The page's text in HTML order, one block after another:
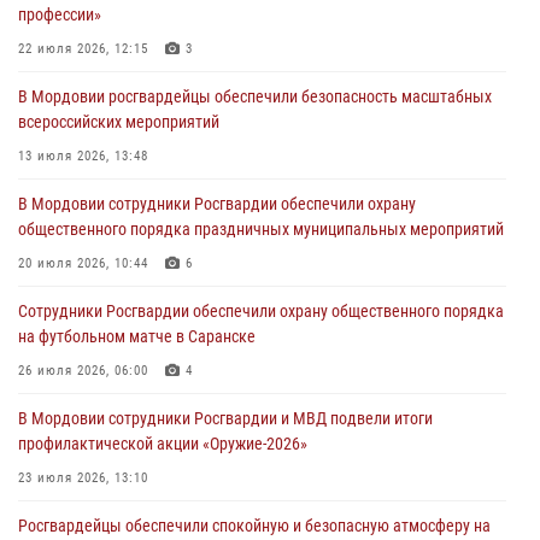
06 августа 2026, 07:03
незамедлительно
05 августа 2026, 15:04
подозреваемого в причинении телесных повреждений супруге
05 августа 2026, 12:34
проведения масштабного праздника в Темникове
05 августа 2026, 09:04 4
профессии»
22 июля 2026, 12:15 3
В Мордовии росгвардейцы обеспечили безопасность масштабных
всероссийских мероприятий
13 июля 2026, 13:48
В Мордовии сотрудники Росгвардии обеспечили охрану
общественного порядка праздничных муниципальных мероприятий
20 июля 2026, 10:44 6
Сотрудники Росгвардии обеспечили охрану общественного порядка
на футбольном матче в Саранске
26 июля 2026, 06:00 4
В Мордовии сотрудники Росгвардии и МВД подвели итоги
профилактической акции «Оружие‑2026»
23 июля 2026, 13:10
Росгвардейцы обеспечили спокойную и безопасную атмосферу на